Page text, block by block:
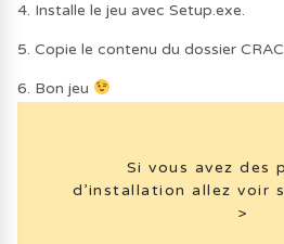
4. Installe le jeu avec Setup.exe.
5. Copie le contenu du dossier
6. Bon jeu
Si vous avez des
d’installation allez voir
>